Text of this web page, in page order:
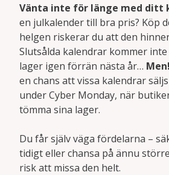
Vänta inte för länge med ditt
en julkalender till bra pris? Köp
helgen riskerar du att den
Slutsålda kalendrar kommer
lager igen förrän nästa år… Men!
en chans att vissa kalendrar
under Cyber Monday, när
tömma sina lager.
Du får själv väga fördelarna –
tidigt eller chansa på ännu
risk att missa den helt.